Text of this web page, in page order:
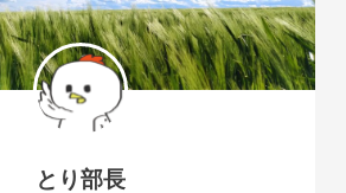
とり部長